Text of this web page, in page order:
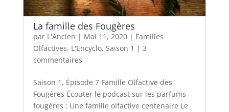
La famille des Fougères
par L'Ancien | Mai 11, 2020| Familles
Olfactives, L'Encyclo, Saison 1 | 3
commentaires
Saison 1, Épisode 7 Famille Olfactive des
Fougères Écouter le podcast sur les parfums
fougères : Une famille olfactive centenaire Le